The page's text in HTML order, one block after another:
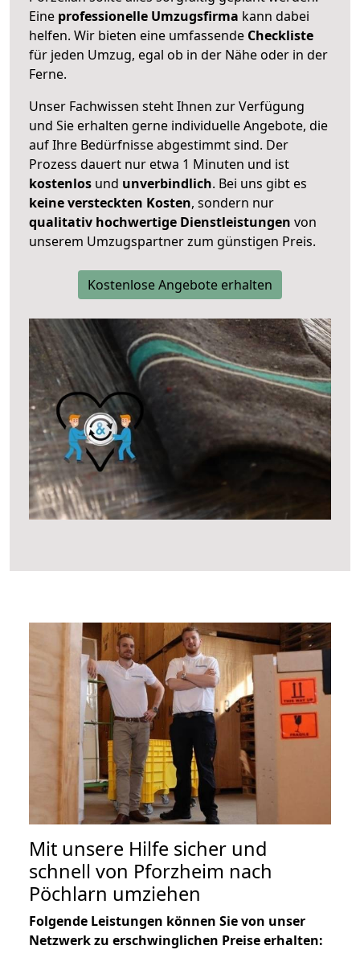
Eine professionelle Umzugsfirma kann dabei
helfen. Wir bieten eine umfassende Checkliste
für jeden Umzug, egal ob in der Nähe oder in der
Ferne.
Unser Fachwissen steht Ihnen zur Verfügung
und Sie erhalten gerne individuelle Angebote, die
auf Ihre Bedürfnisse abgestimmt sind. Der
Prozess dauert nur etwa 1 Minuten und ist
kostenlos und unverbindlich. Bei uns gibt es
keine versteckten Kosten, sondern nur
qualitativ hochwertige Dienstleistungen von
unserem Umzugspartner zum günstigen Preis.
Kostenlose Angebote erhalten
Mit unsere Hilfe sicher und
schnell von Pforzheim nach
Pöchlarn umziehen
Folgende Leistungen können Sie von unser
Netzwerk zu erschwinglichen Preise erhalten: